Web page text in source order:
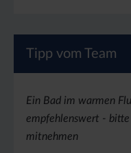
Tipp vom Team
Ein Bad im warmen
empfehlenswert - bitte
mitnehmen